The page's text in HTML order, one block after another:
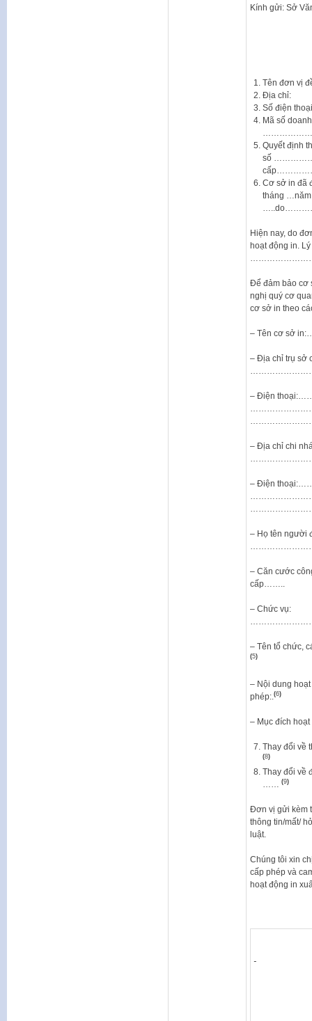
Kính gửi: Sở
Tên đơn
Địa chỉ:
Số điện
Mã số
Quyết định
số
Cơ sở in đã
tháng …năm
Hiện nay, do
hoạt động in.
Để đảm bảo cơ
nghị quý cơ
cơ sở in theo
– Tên cơ
– Địa chỉ trụ sở
– Điện
– Địa chỉ chi
– Điện
– Họ tên người
– Căn cước
cấp……..
– Chức vụ:
– Tên tổ
(5)
– Nội dung
phép:. (6)
– Mục đích
Thay đổi
(8)
Thay đổi
(9)
Đơn vị gửi kèm
thông tin/mất/
luật.
Chúng tôi xin
cấp phép và
hoạt động in